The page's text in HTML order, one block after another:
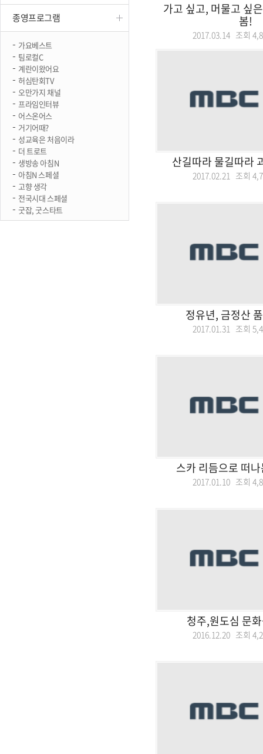
종영프로그램
가요베스트
팀로컬C
계란이왔어요
허심탄회TV
오만가지 채널
프라임인터뷰
어스온어스
거기어때?
성교육은 처음이라
더 트로트
생방송 아침N
아침N 스페셜
고향 생각
전국시대 스페셜
굿잡, 굿스타트
가고 싶고, 머물고 싶
봄!
2017.03.14 조회
산길따라 물길따라
2017.02.21 조회
정유년, 금정산
2017.01.31 조회
스카 리듬으로 떠
2017.01.10 조회
청주,원도심 문
2016.12.20 조회